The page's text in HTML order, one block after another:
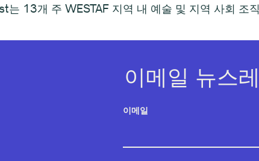
는 13개 주 WESTAF 지역 내 예술 및 지역 사회 조
이메일 뉴스
이메일